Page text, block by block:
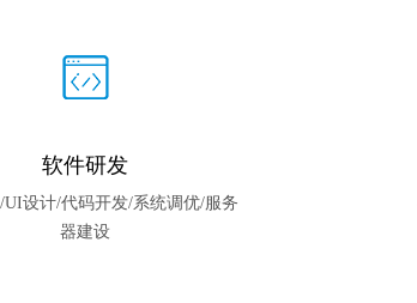
软件研发
UI设计/代码开发/系统调优/服务
器建设